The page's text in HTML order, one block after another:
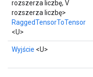
rozszerza liczbę, V
rozszerza liczbę>
RaggedTensorToTensor
<U>
Wyjście <U>